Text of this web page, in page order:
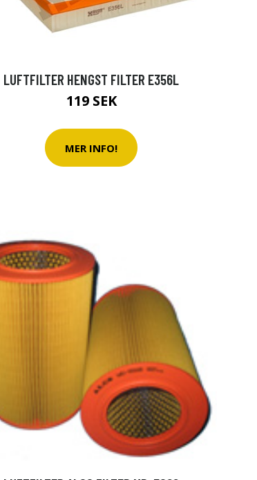
LUFTFILTER HENGST FILTER E356L
119 SEK
MER INFO!